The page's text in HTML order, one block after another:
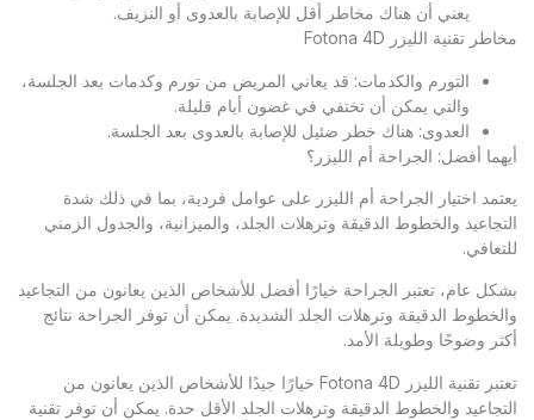
يعني أن هناك مخاطر أقل للإصابة بالعدوى أو النزيف.
مخاطر تقنية الليزر Fotona 4D
التورم والكدمات: قد يعاني المريض من تورم وكدمات بعد الجلسة،
والتي يمكن أن تختفي في غضون أيام قليلة.
العدوى: هناك خطر ضئيل للإصابة بالعدوى بعد الجلسة.
أيهما أفضل: الجراحة أم الليزر؟
يعتمد اختيار الجراحة أم الليزر على عوامل فردية، بما في ذلك شدة
التجاعيد والخطوط الدقيقة وترهلات الجلد، والميزانية، والجدول الزمني
للتعافي.
بشكل عام، تعتبر الجراحة خيارًا أفضل للأشخاص الذين يعانون من التجاعيد
والخطوط الدقيقة وترهلات الجلد الشديدة. يمكن أن توفر الجراحة نتائج
أكثر وضوحًا وطويلة الأمد.
تعتبر تقنية الليزر Fotona 4D خيارًا جيدًا للأشخاص الذين يعانون من
التجاعيد والخطوط الدقيقة وترهلات الجلد الأقل حدة. يمكن أن توفر تقنية